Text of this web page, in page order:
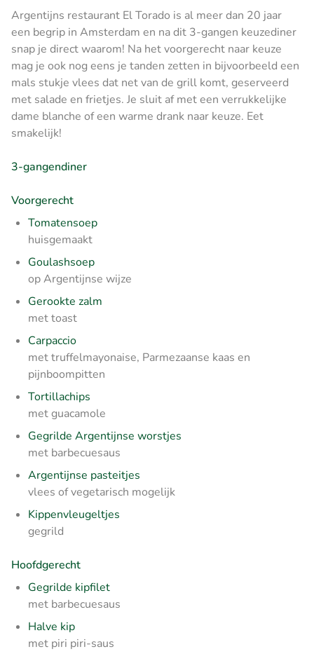
Argentijns restaurant El Torado is al meer dan 20 jaar
een begrip in Amsterdam en na dit 3-gangen keuzediner
snap je direct waarom! Na het voorgerecht naar keuze
mag je ook nog eens je tanden zetten in bijvoorbeeld een
mals stukje vlees dat net van de grill komt, geserveerd
met salade en frietjes. Je sluit af met een verrukkelijke
dame blanche of een warme drank naar keuze. Eet
smakelijk!
3-gangendiner
Voorgerecht
Tomatensoep
huisgemaakt
Goulashsoep
op Argentijnse wijze
Gerookte zalm
met toast
Carpaccio
met truffelmayonaise, Parmezaanse kaas en
pijnboompitten
Tortillachips
met guacamole
Gegrilde Argentijnse worstjes
met barbecuesaus
Argentijnse pasteitjes
vlees of vegetarisch mogelijk
Kippenvleugeltjes
gegrild
Hoofdgerecht
Gegrilde kipfilet
met barbecuesaus
Halve kip
met piri piri-saus